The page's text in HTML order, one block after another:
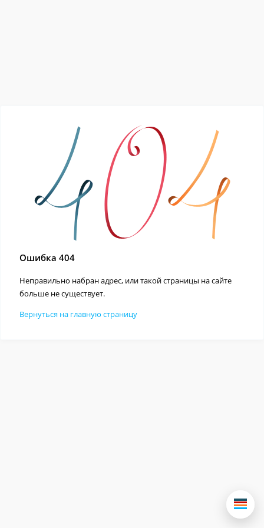
Ошибка 404
Неправильно набран адрес, или такой страницы на сайте
больше не существует.
Вернуться на главную страницу